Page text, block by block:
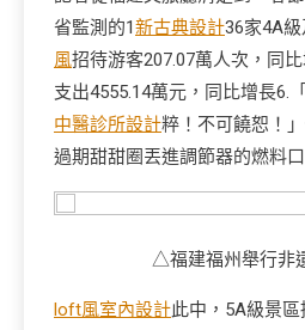
省監測的1新古典設計36家4A
風招待游客207.07萬人次，同
支出4555.14萬元，同比增長6.
中醫診所設計粹！不可饒恕！
過期甜甜圈丟進調節器的燃料口
△福建福州舉行非
loft風室內設計此中，5A級景